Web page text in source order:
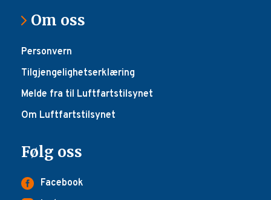
Om oss
Personvern
Tilgjengelighetserklæring
Melde fra til Luftfartstilsynet
Om Luftfartstilsynet
Følg oss
Facebook